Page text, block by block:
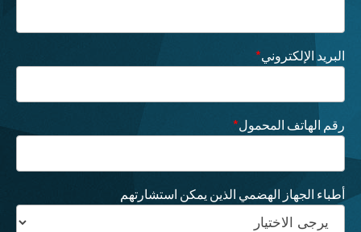
البريد الإلكتروني*
رقم الهاتف المحمول*
أطباء الجهاز الهضمي الذين يمكن استشارتهم